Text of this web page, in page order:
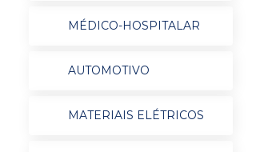
MÉDICO-HOSPITALAR
AUTOMOTIVO
MATERIAIS ELÉTRICOS